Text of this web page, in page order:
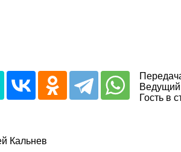
Ведущий
Гость в
Кальнев